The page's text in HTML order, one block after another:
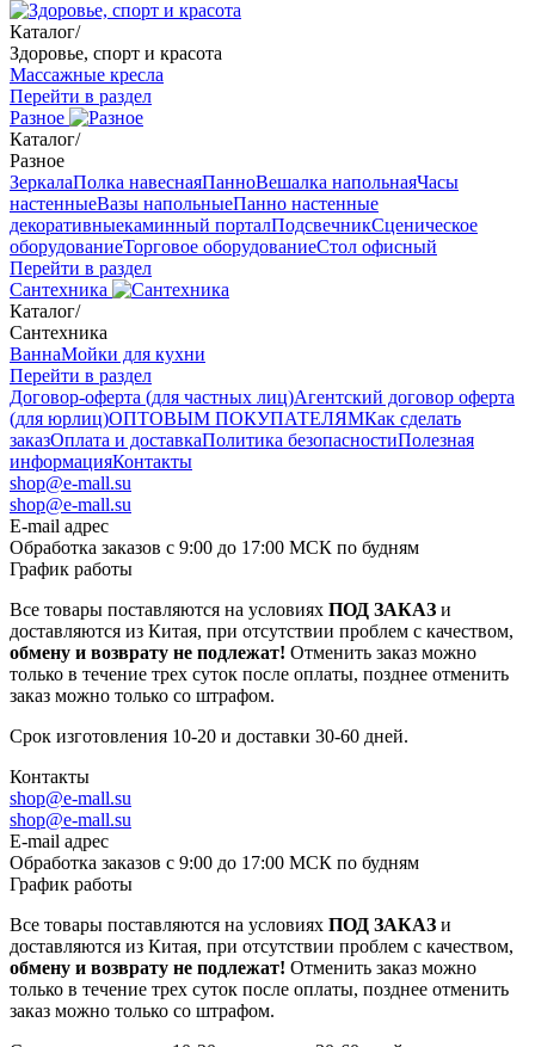
Каталог/
Здоровье, спорт и красота
Массажные кресла
Перейти в раздел
Разное
Каталог/
Разное
ЗеркалаПолка навеснаяПанноВешалка напольнаяЧасы
настенныеВазы напольныеПанно настенные
декоративныекаминный порталПодсвечникСценическое
оборудованиеТорговое оборудованиеСтол офисный
Перейти в раздел
Сантехника
Каталог/
Сантехника
ВаннаМойки для кухни
Перейти в раздел
Договор-оферта (для частных лиц)Агентский договор оферта
(для юрлиц)ОПТОВЫМ ПОКУПАТЕЛЯМКак сделать
заказОплата и доставкаПолитика безопасностиПолезная
информацияКонтакты
shop@e-mall.su
shop@e-mall.su
E-mail адрес
Обработка заказов с 9:00 до 17:00 МСК по будням
График работы
Все товары поставляются на условиях ПОД ЗАКАЗ и
доставляются из Китая, при отсутствии проблем с качеством,
обмену и возврату не подлежат! Отменить заказ можно
только в течение трех суток после оплаты, позднее отменить
заказ можно только со штрафом.
Срок изготовления 10-20 и доставки 30-60 дней.
Контакты
shop@e-mall.su
shop@e-mall.su
E-mail адрес
Обработка заказов с 9:00 до 17:00 МСК по будням
График работы
Все товары поставляются на условиях ПОД ЗАКАЗ и
доставляются из Китая, при отсутствии проблем с качеством,
обмену и возврату не подлежат! Отменить заказ можно
только в течение трех суток после оплаты, позднее отменить
заказ можно только со штрафом.